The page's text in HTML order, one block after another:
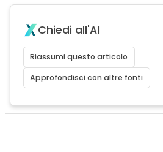
Chiedi all'AI
Riassumi questo articolo
Approfondisci con altre fonti